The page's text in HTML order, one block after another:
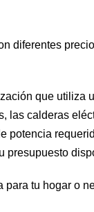
diferentes
que utiliza
las calderas
potencia
presupuesto
tu hogar o